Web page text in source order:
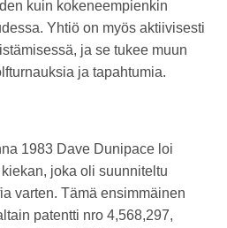
kuin kokeneempienkin
Yhtiö on myös aktiivisesti
ja se tukee muun
ja tapahtumia.
1983 Dave Dunipace loi
joka oli suunniteltu
varten. Tämä ensimmäinen
patentti nro 4,568,297,